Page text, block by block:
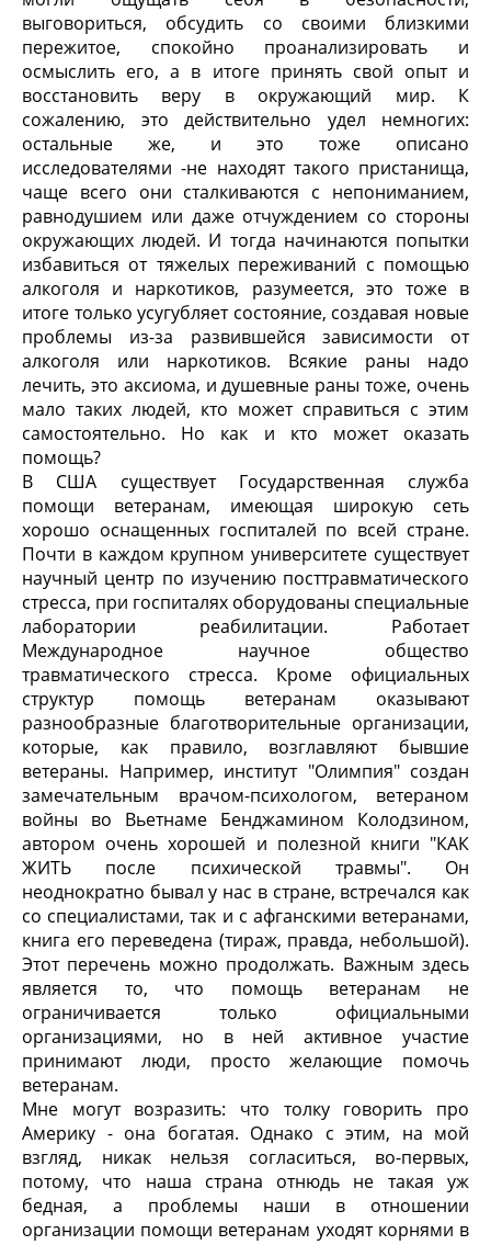
выговориться, обсудить со своими близкими
пережитое, спокойно проанализировать и
осмыслить его, а в итоге принять свой опыт и
восстановить веру в окружающий мир. К
сожалению, это действительно удел немногих:
остальные же, и это тоже описано
исследователями -не находят такого пристанища,
чаще всего они сталкиваются с непониманием,
равнодушием или даже отчуждением со стороны
окружающих людей. И тогда начинаются попытки
избавиться от тяжелых переживаний с помощью
алкоголя и наркотиков, разумеется, это тоже в
итоге только усугубляет состояние, создавая новые
проблемы из-за развившейся зависимости от
алкоголя или наркотиков. Всякие раны надо
лечить, это аксиома, и душевные раны тоже, очень
мало таких людей, кто может справиться с этим
самостоятельно. Но как и кто может оказать
помощь?
В США существует Государственная служба
помощи ветеранам, имеющая широкую сеть
хорошо оснащенных госпиталей по всей стране.
Почти в каждом крупном университете существует
научный центр по изучению посттравматического
стресса, при госпиталях оборудованы специальные
лаборатории реабилитации. Работает
Международное научное общество
травматического стресса. Кроме официальных
структур помощь ветеранам оказывают
разнообразные благотворительные организации,
которые, как правило, возглавляют бывшие
ветераны. Например, институт "Олимпия" создан
замечательным врачом-психологом, ветераном
войны во Вьетнаме Бенджамином Колодзином,
автором очень хорошей и полезной книги "КАК
ЖИТЬ после психической травмы". Он
неоднократно бывал у нас в стране, встречался как
со специалистами, так и с афганскими ветеранами,
книга его переведена (тираж, правда, небольшой).
Этот перечень можно продолжать. Важным здесь
является то, что помощь ветеранам не
ограничивается только официальными
организациями, но в ней активное участие
принимают люди, просто желающие помочь
ветеранам.
Мне могут возразить: что толку говорить про
Америку - она богатая. Однако с этим, на мой
взгляд, никак нельзя согласиться, во-первых,
потому, что наша страна отнюдь не такая уж
бедная, а проблемы наши в отношении
организации помощи ветеранам уходят корнями в